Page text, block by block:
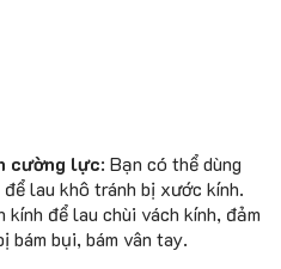
cường lực: Bạn có thể dùng
lau khô tránh bị xước kính.
để lau chùi vách kính, đảm
bám bụi, bám vân tay.